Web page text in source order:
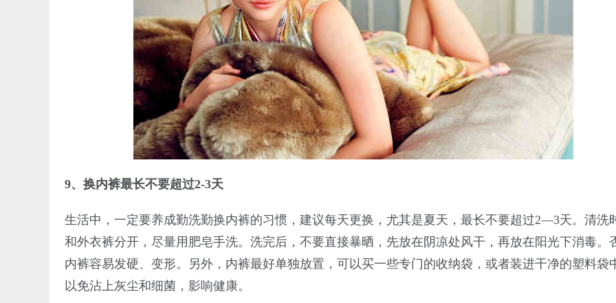
9、换内裤最长不要超过2-3天
生活中，一定要养成勤洗勤换内裤的习惯，建议每天更换，尤其是夏天，最长不要超过2—3天。清洗
和外衣裤分开，尽量用肥皂手洗。洗完后，不要直接暴晒，先放在阴凉处风干，再放在阳光下消毒。
内裤容易发硬、变形。另外，内裤最好单独放置，可以买一些专门的收纳袋，或者装进干净的塑料袋
以免沾上灰尘和细菌，影响健康。